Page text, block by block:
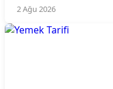
2 Ağu 2026